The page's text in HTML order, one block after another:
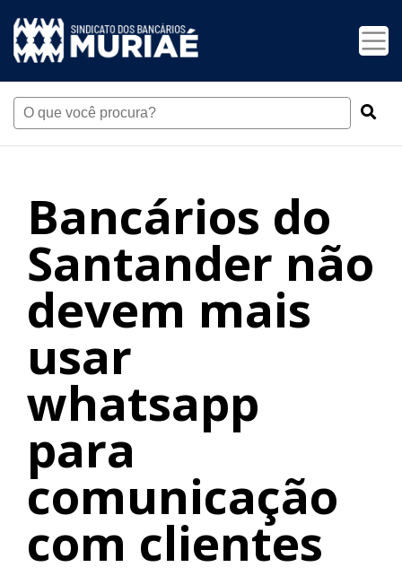
Bancários do
Santander não
devem mais
usar
whatsapp
para
comunicação
com clientes